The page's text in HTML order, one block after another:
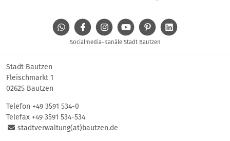
WhatsAppFacebookInstagramYoutube Pinterest
Socialmedia-Kanäle Stadt Bautzen
Stadt Bautzen
Fleischmarkt 1
02625 Bautzen
Telefon +49 3591 534-0
Telefax +49 3591 534-534
stadtverwaltung(at)bautzen.de